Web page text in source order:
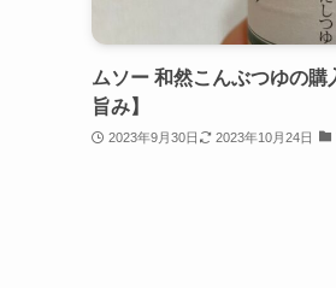
ムソー 和然こんぶつゆの
旨み】
2023年9月30日 2023年10月24日